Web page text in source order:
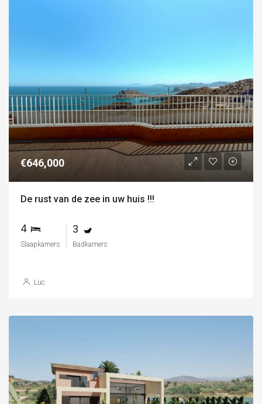
€646,000
De rust van de zee in uw huis !!!
4
Slaapkamers
3
Badkamers
Luc